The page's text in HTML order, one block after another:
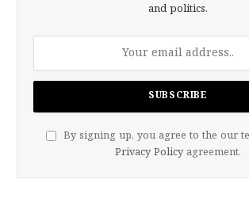
and politics.
By signing up, you agree to the our
Privacy Policy agreement.